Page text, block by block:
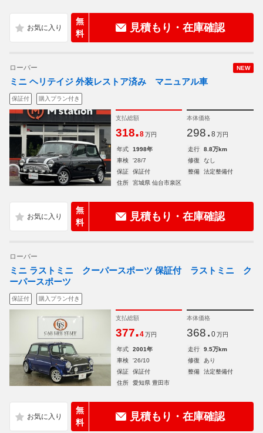
無
料
見積もり・在庫確認
NEW
ローバー
ミニ ヘリテイジ 外装レストア済み マニュアル車
保証付 購入プラン付き
支払総額
318.8 万円
本体価格
298. 8 万円
年式 1998年 走行
8.8万km
車検
'28/7 修復
なし
保証
保証付 整備
法定整備付
住所
宮城県 仙台市泉区
無
料
見積もり・在庫確認
ローバー
ミニ ラストミニ クーパースポーツ 保証付 ラストミニ ク
ーパースポーツ
保証付 購入プラン付き
支払総額
377.4 万円
本体価格
368. 0 万円
年式 2001年 走行
9.5万km
車検
'26/10 修復
あり
保証
保証付 整備
法定整備付
住所
愛知県 豊田市
無
料
見積もり・在庫確認